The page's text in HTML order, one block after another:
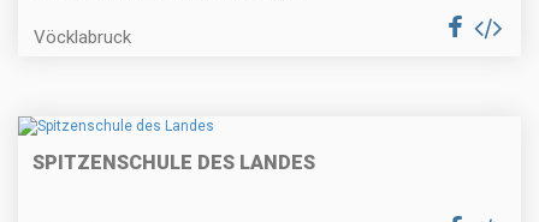
Vöcklabruck
SPITZENSCHULE DES LANDES